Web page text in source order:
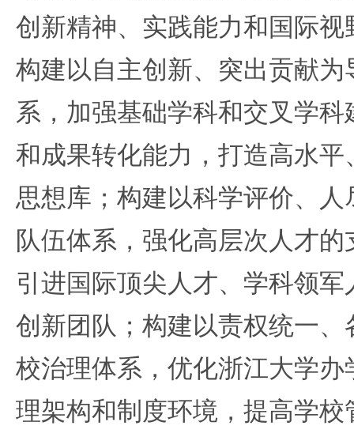
创新精神、实践能力和国际
构建以自主创新、突出贡献
系，加强基础学科和交叉学
和成果转化能力，打造高水
思想库；构建以科学评价、
队伍体系，强化高层次人才
引进国际顶尖人才、学科领
创新团队；构建以责权统一
校治理体系，优化浙江大学
理架构和制度环境，提高学